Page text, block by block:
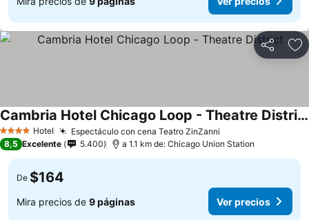
Compartir
4 EstrellasHotel Espectáculo con cena Teatro ZinZanni
Cambria Hotel Chicago Loop - Theatre District
8,5 Excelente 5.400 a 1.1 km de: Chicago Union Station
De $164
Mira precios de 9 páginas Ver precios